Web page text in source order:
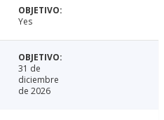
Yes
31 de
diciembre
de 2026